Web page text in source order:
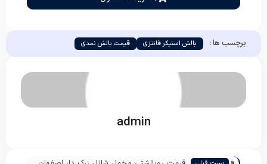
برچسب ها : بالش استیکر فانتزی قیمت بالش نمدی
admin